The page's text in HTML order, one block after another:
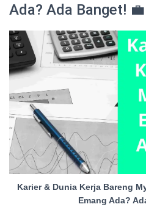
Ada? Ada Banget! 💼
Karier & Dunia Kerja Bareng
Emang Ada?